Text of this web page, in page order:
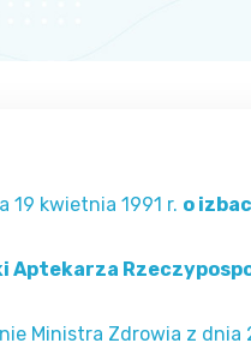
19 kwietnia 1991 r. o
Aptekarza
Ministra Zdrowia z dnia